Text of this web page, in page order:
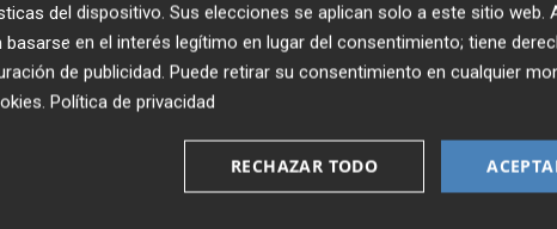
es asturiano de Gijón, asilvestrado, libertario, cuando
emblemático. Es un'birdman' de la música más
por un ordenador y hecho de moldes de
calderos....
del dispositivo. Sus elecciones se aplican solo a este sitio web.
basarse en el interés legítimo en lugar del consentimiento; tiene
de publicidad. Puede retirar su consentimiento en cualquier
. Política de privacidad
RECHAZAR TODO